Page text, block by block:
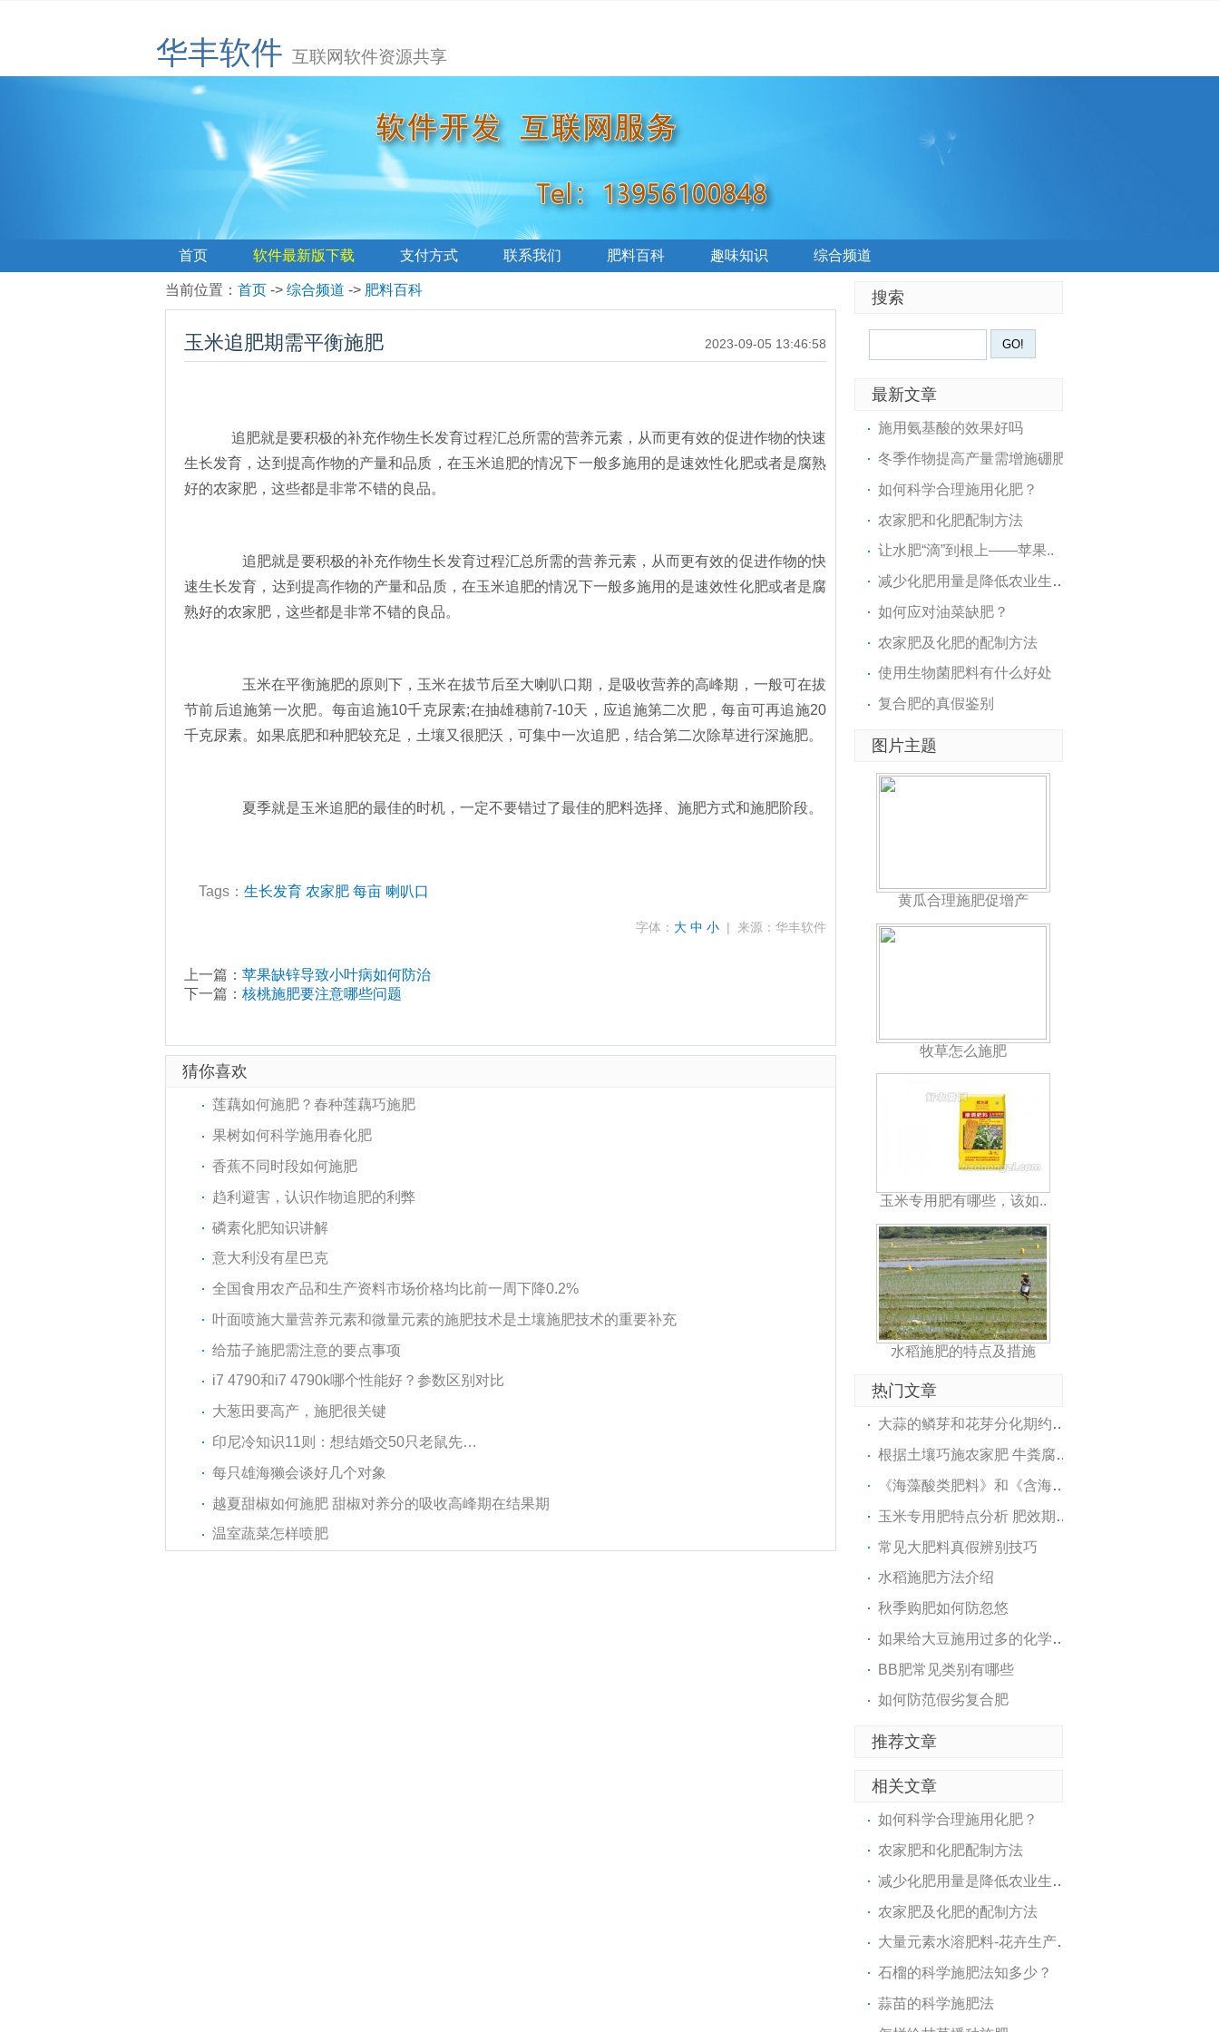
华丰软件 互联网软件资源共享
首页 软件最新版下载 支付方式 联系我们 肥料百科 趣味知识 综合频道
当前位置 ： 首页 -> 综合频道 -> 肥料百科
2023-09-05 13:46:58
玉米追肥期需平衡施肥
追肥就是要积极的补充作物生长发育过程汇总所需的营养元素，从而更有效的促进作物的快速
生长发育，达到提高作物的产量和品质，在玉米追肥的情况下一般多施用的是速效性化肥或者是腐熟
好的农家肥，这些都是非常不错的良品。
追肥就是要积极的补充作物生长发育过程汇总所需的营养元素，从而更有效的促进作物的快
速生长发育，达到提高作物的产量和品质，在玉米追肥的情况下一般多施用的是速效性化肥或者是腐
熟好的农家肥，这些都是非常不错的良品。
玉米在平衡施肥的原则下，玉米在拔节后至大喇叭口期，是吸收营养的高峰期，一般可在拔
节前后追施第一次肥。每亩追施10千克尿素;在抽雄穗前7-10天，应追施第二次肥，每亩可再追施20
千克尿素。如果底肥和种肥较充足，土壤又很肥沃，可集中一次追肥，结合第二次除草进行深施肥。
夏季就是玉米追肥的最佳的时机，一定不要错过了最佳的肥料选择、施肥方式和施肥阶段。
Tags： 生长发育 农家肥 每亩 喇叭口
字体： 大 中 小 | 来源：华丰软件
上一篇： 苹果缺锌导致小叶病如何防治
下一篇： 核桃施肥要注意哪些问题
猜你喜欢
莲藕如何施肥？春种莲藕巧施肥
果树如何科学施用春化肥
香蕉不同时段如何施肥
趋利避害，认识作物追肥的利弊
磷素化肥知识讲解
意大利没有星巴克
全国食用农产品和生产资料市场价格均比前一周下降0.2%
叶面喷施大量营养元素和微量元素的施肥技术是土壤施肥技术的重要补充
给茄子施肥需注意的要点事项
i7 4790和i7 4790k哪个性能好？参数区别对比
大葱田要高产，施肥很关键
印尼冷知识11则：想结婚交50只老鼠先…
每只雄海獭会谈好几个对象
越夏甜椒如何施肥 甜椒对养分的吸收高峰期在结果期
温室蔬菜怎样喷肥
搜索
最新文章
施用氨基酸的效果好吗
冬季作物提高产量需增施硼肥
如何科学合理施用化肥？
农家肥和化肥配制方法
让水肥“滴”到根上——苹果..
减少化肥用量是降低农业生产..
如何应对油菜缺肥？
农家肥及化肥的配制方法
使用生物菌肥料有什么好处
复合肥的真假鉴别
图片主题
黄瓜合理施肥促增产
牧草怎么施肥
玉米专用肥有哪些，该如..
水稻施肥的特点及措施
热门文章
大蒜的鳞芽和花芽分化期约10天
根据土壤巧施农家肥 牛粪腐熟..
《海藻酸类肥料》和《含海藻..
玉米专用肥特点分析 肥效期可..
常见大肥料真假辨别技巧
水稻施肥方法介绍
秋季购肥如何防忽悠
如果给大豆施用过多的化学氮..
BB肥常见类别有哪些
如何防范假劣复合肥
推荐文章
相关文章
如何科学合理施用化肥？
农家肥和化肥配制方法
减少化肥用量是降低农业生产..
农家肥及化肥的配制方法
大量元素水溶肥料-花卉生产的..
石榴的科学施肥法知多少？
蒜苗的科学施肥法